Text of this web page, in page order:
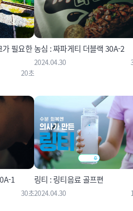
가 필요한
20초
농심 : 짜파게티 더블랙 30A-2
2024.04.30
1
30초
링티 : 링티음료 골프편
2024.04.30